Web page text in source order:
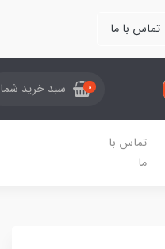
تماس با ما
0 سبد خرید شما
تماس با
ما